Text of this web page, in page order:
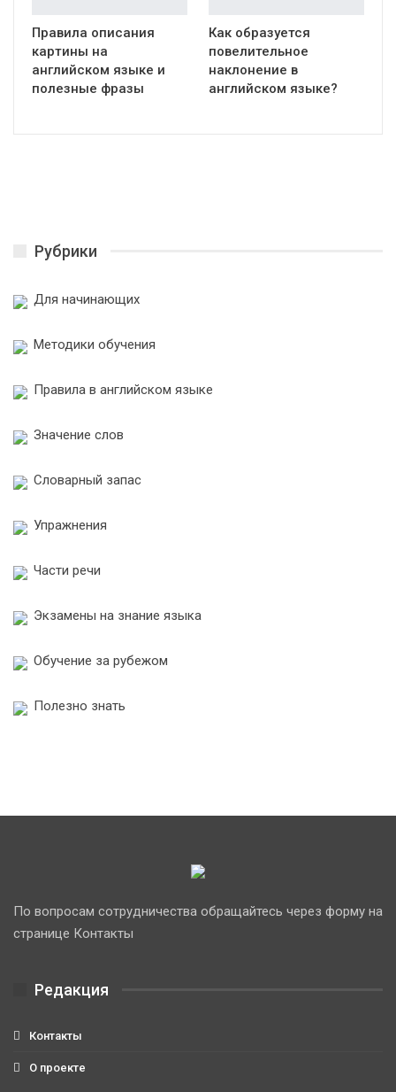
Правила описания
картины на
английском языке и
полезные фразы
Как образуется
повелительное
наклонение в
английском языке?
Рубрики
Для начинающих
Методики обучения
Правила в английском языке
Значение слов
Словарный запас
Упражнения
Части речи
Экзамены на знание языка
Обучение за рубежом
Полезно знать
По вопросам сотрудничества обращайтесь через форму на
странице Контакты
Редакция
Контакты
О проекте